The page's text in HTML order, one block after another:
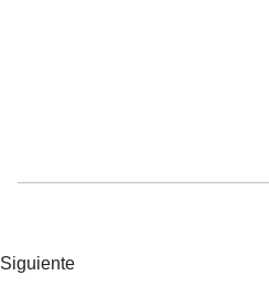
Siguiente